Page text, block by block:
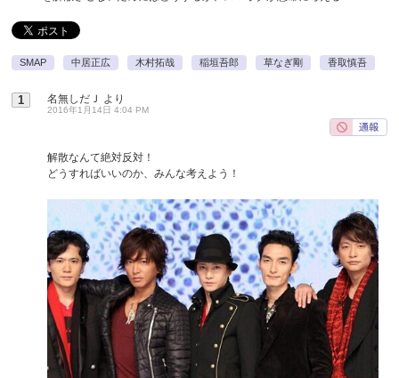
SMAP 中居正広 木村拓哉 稲垣吾郎 草なぎ剛 香取慎吾
1 名無しだＪ より
2016年1月14日 4:04 PM
解散なんて絶対反対！
どうすればいいのか、みんな考えよう！